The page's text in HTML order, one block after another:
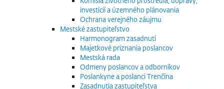
investícií a územného plánovania
Ochrana verejného záujmu
Mestské zastupiteľstvo
Harmonogram zasadnutí
Majetkové priznania poslancov
Mestská rada
Odmeny poslancov a odborníkov
Poslankyne a poslanci Trenčína
Zasadnutia zastupiteľstva